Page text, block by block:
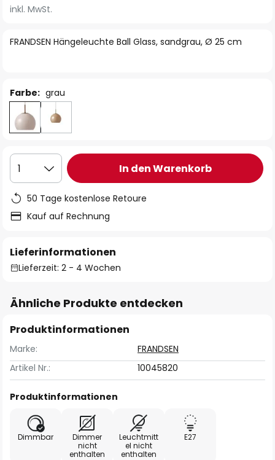
der
springen
FRANDSEN Hängeleuchte Ball Glass, sandgrau, Ø 25 cm
inkl. MwSt.
Farbe: grau
1 In den Warenkorb
50 Tage kostenlose Retoure
Kauf auf Rechnung
Lieferinformationen
Lieferzeit: 2 - 4 Wochen
Ähnliche Produkte entdecken
Produktinformationen
Marke:
FRANDSEN
Artikel Nr.:
10045820
Produktinformationen
Dimmbar
Dimmer
nicht
enthalten
Leuchtmitt
el nicht
enthalten
E27